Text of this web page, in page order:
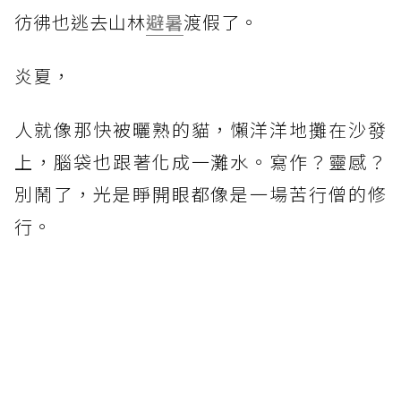
彷彿也逃去山林避暑渡假了。
炎夏，
人就像那快被曬熟的貓，懶洋洋地攤在沙發
上，腦袋也跟著化成一灘水。寫作？靈感？
別鬧了，光是睜開眼都像是一場苦行僧的修
行。